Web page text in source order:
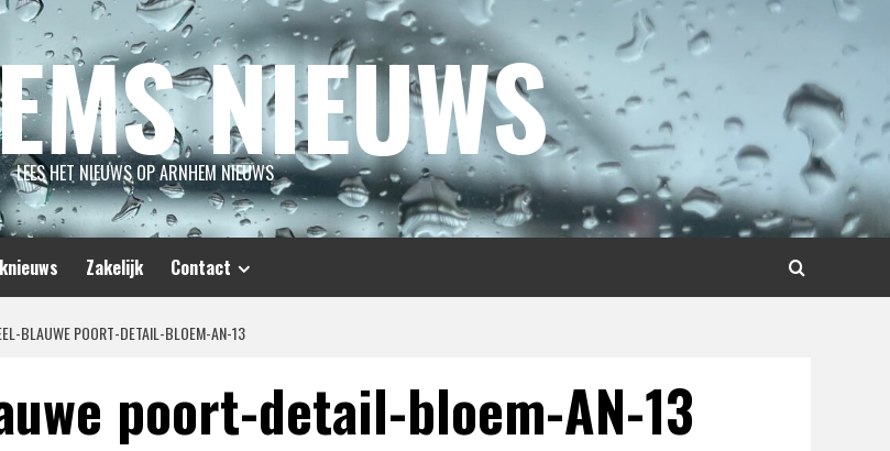
NIEUWS
LEES HET NIEUWS OP ARNHEM NIEUWS
Zakelijk Contact
BLAUWE POORT-DETAIL-BLOEM-AN-13
poort-detail-bloem-AN-13